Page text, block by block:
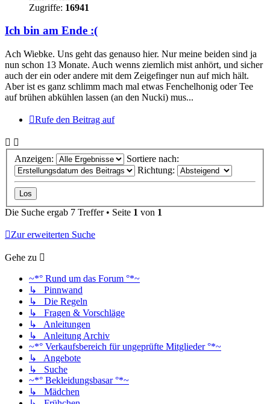
Zugriffe: 16941
Ich bin am Ende :(
Ach Wiebke. Uns geht das genauso hier. Nur meine beiden sind ja
nun schon 13 Monate. Auch wenns ziemlich mist anhört, und sicher
auch der ein oder andere mit dem Zeigefinger nun auf mich hält.
Aber ist es ganz schlimm mach mal etwas Fenchelhonig oder Tee
auf brühen abkühlen lassen (an den Nucki) mus...
Rufe den Beitrag auf
Anzeigen:
Sortiere nach:
Richtung:
Die Suche ergab 7 Treffer • Seite 1 von 1
Zur erweiterten Suche
Gehe zu
~*° Rund um das Forum °*~
↳ Pinnwand
↳ Die Regeln
↳ Fragen & Vorschläge
↳ Anleitungen
↳ Anleitung Archiv
~*° Verkaufsbereich für ungeprüfte Mitglieder °*~
↳ Angebote
↳ Suche
~*° Bekleidungsbasar °*~
↳ Mädchen